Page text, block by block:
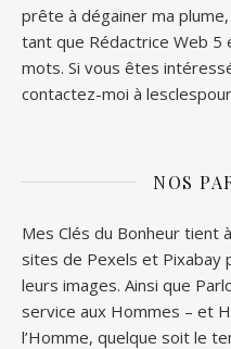
prête à dégainer ma
tant que Rédactrice Web 5
mots. Si vous êtes
contactez-moi à
NOS
Mes Clés du Bonheur tient
sites de Pexels et Pixabay
leurs images. Ainsi que
service aux Hommes – et
l’Homme, quelque soit le